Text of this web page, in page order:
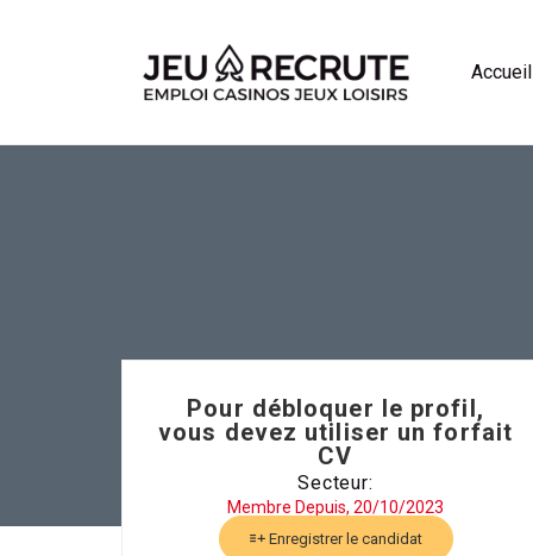
Accueil
Pour débloquer le profil,
vous devez utiliser un forfait
CV
Secteur:
Membre Depuis, 20/10/2023
Enregistrer le candidat